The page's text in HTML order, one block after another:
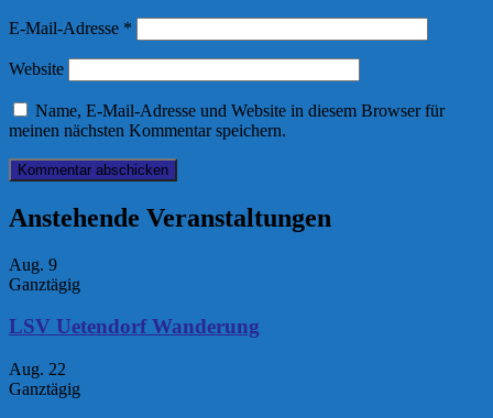
E-Mail-Adresse *
Website
Name, E-Mail-Adresse und Website in diesem Browser für
meinen nächsten Kommentar speichern.
Anstehende Veranstaltungen
Aug. 9
Ganztägig
LSV Uetendorf Wanderung
Aug. 22
Ganztägig